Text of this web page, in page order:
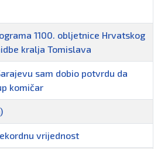
1100. obljetnice Hrvatskog
kralja Tomislava
sam dobio potvrdu da
komičar
vrijednost